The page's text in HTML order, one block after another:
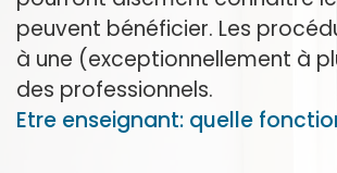
peuvent bénéficier. Les
à une (exceptionnellement à
des professionnels.
Etre enseignant: quelle